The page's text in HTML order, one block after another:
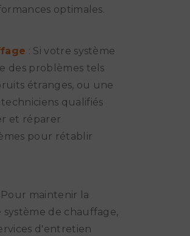
optimales.
: Si votre système
des problèmes tels
étranges, ou une
techniciens qualifiés
et réparer
pour rétablir
Pour maintenir la
système de chauffage,
d'entretien